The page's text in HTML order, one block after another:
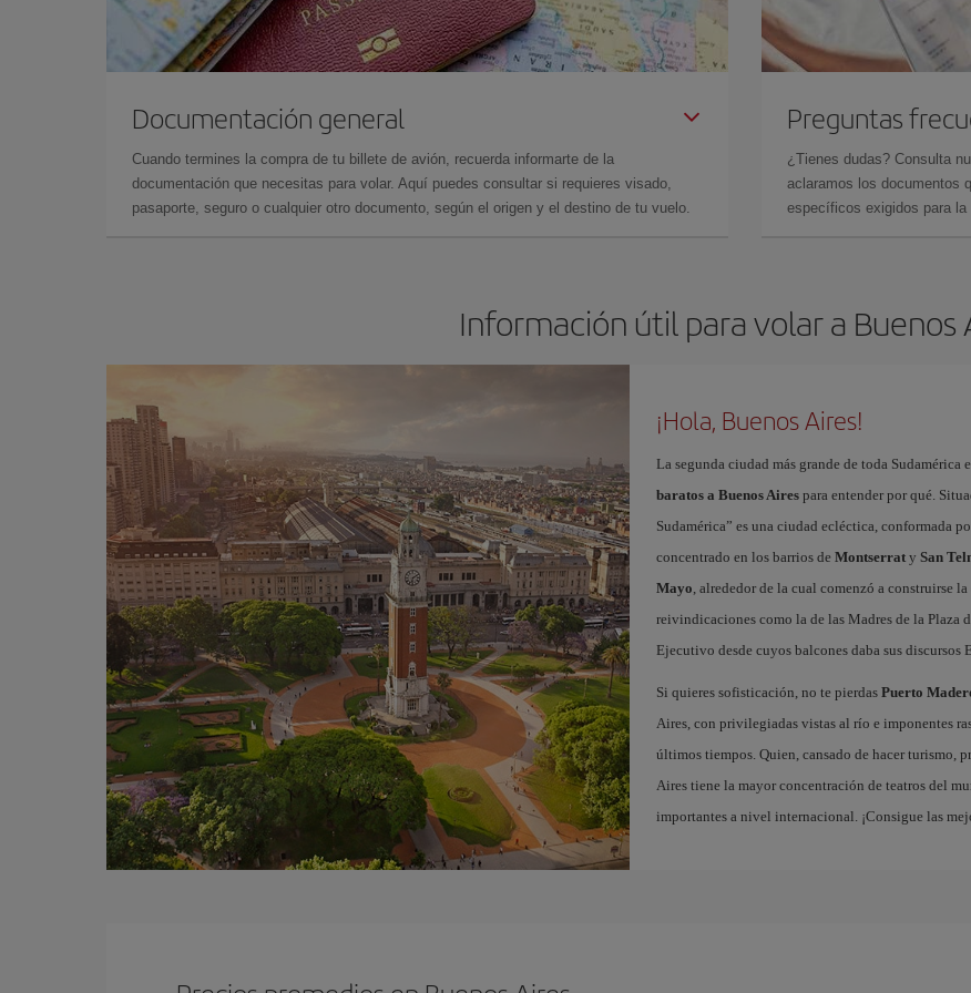
Documentación general
Cuando termines la compra de tu billete de avión, recuerda informarte de la
documentación que necesitas para volar. Aquí puedes consultar si requieres visado,
pasaporte, seguro o cualquier otro documento, según el origen y el destino de tu vuelo.
Preguntas
¿Tienes dudas? Consulta
aclaramos los documentos
específicos exigidos para la
Información útil para volar a Buenos
¡Hola, Buenos Aires!
La segunda ciudad más grande de toda Sudamérica
baratos a Buenos Airespara entender por qué.
Sudamérica” es una ciudad ecléctica, conformada
concentrado en los barrios de Montserraty San
Mayo, alrededor de la cual comenzó a construirse
reivindicaciones como la de las Madres de la Plaza
Ejecutivo desde cuyos balcones daba sus discursos
Si quieres sofisticación, no te pierdas Puerto
Aires, con privilegiadas vistas al río e imponentes
últimos tiempos. Quien, cansado de hacer turismo,
Aires tiene la mayor concentración de teatros del
importantes a nivel internacional. ¡Consigue las